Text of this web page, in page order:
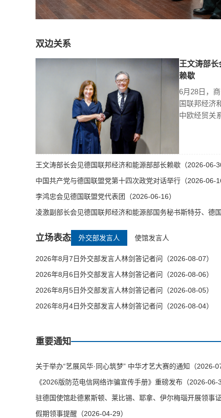
双边关系
王文涛部
赖歇
6月28日，
国联邦经济
中欧经贸关
王文涛部长会见德国联邦经济和能源部部长赖歇（2026-06-
中国共产党与德国联盟党第十四次政党对话举行（2026-06-
李鸿忠会见德国联盟党代表团（2026-06-16）
凌激副部长会见德国联邦经济和能源部国务秘书斯特芬、德
立场表态 外交部发言人 使馆发言人
2026年8月7日外交部发言人林剑答记者问（2026-08-07）
2026年8月6日外交部发言人林剑答记者问（2026-08-06）
2026年8月5日外交部发言人林剑答记者问（2026-08-05）
2026年8月4日外交部发言人林剑答记者问（2026-08-04）
重要通知
关于举办“艺展风华·同心筑梦” 中华才艺大赛的通知（2026-
《2026版防范电信网络诈骗宣传手册》重磅发布（2026-06-
驻德国使馆赴德累斯顿、莱比锡、耶拿、伊尔梅瑙开展领事
假期领事提醒（2026-04-29）